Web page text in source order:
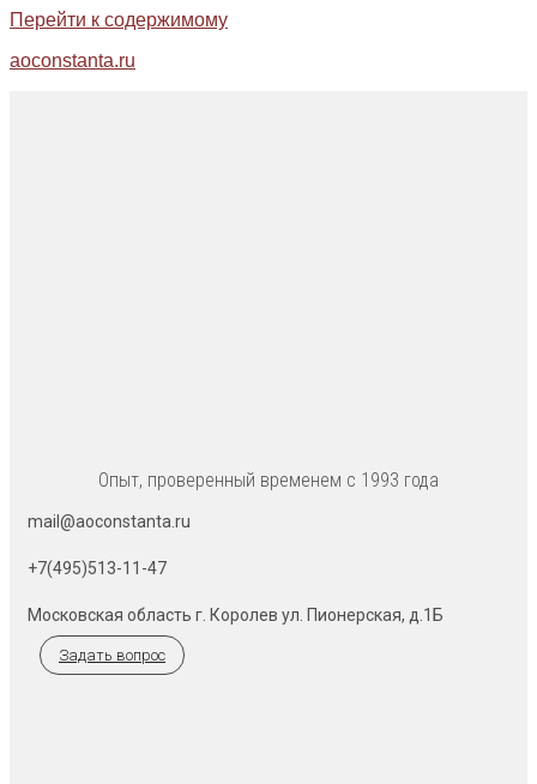
Перейти к содержимому
aoconstanta.ru
Опыт, проверенный временем с 1993 года
mail@aoconstanta.ru
+7(495)513-11-47
Московская область г. Королев ул. Пионерская, д.1Б
Задать вопрос